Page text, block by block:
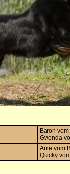
Baron
Gwenda
Arne vom
Quicky